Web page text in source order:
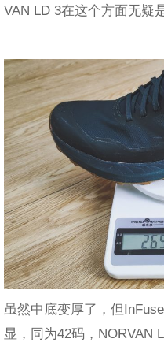
VAN LD 3在这个方面无疑
虽然中底变厚了，但
显，同为42码，NORVAN